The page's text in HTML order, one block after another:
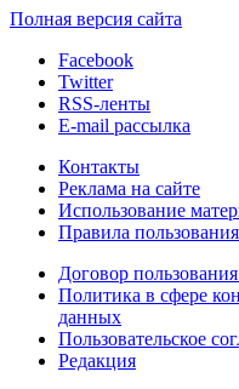
Полная версия сайта
Facebook
Twitter
RSS-ленты
E-mail рассылка
Контакты
Реклама на сайте
Использование
Правила
Договор
Политика в сфере
данных
Пользовательское
Редакция